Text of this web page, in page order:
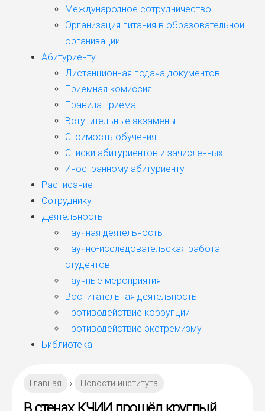
Международное сотрудничество
Организация питания в образовательной
организации
Абитуриенту
Дистанционная подача документов
Приемная комиссия
Правила приема
Вступительные экзамены
Стоимость обучения
Списки абитуриентов и зачисленных
Иностранному абитуриенту
Расписание
Сотруднику
Деятельность
Научная деятельность
Научно-исследовательская работа
студентов
Научные мероприятия
Воспитательная деятельность
Противодействие коррупции
Противодействие экстремизму
Библиотека
Главная › Новости института